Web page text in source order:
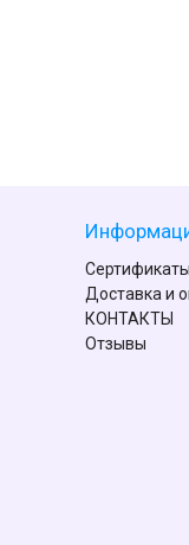
Доставка и
КОНТАКТЫ
Отзывы